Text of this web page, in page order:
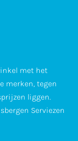
met het
merken, tegen
liggen.
Serviezen